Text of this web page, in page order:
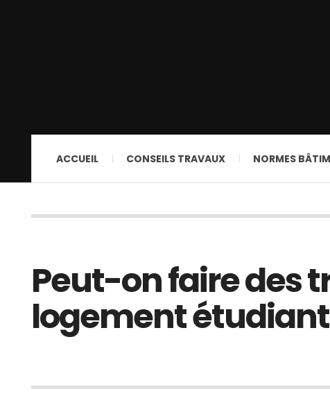
ACCUEIL CONSEILS TRAVAUX NORMES
Peut-on faire des
logement